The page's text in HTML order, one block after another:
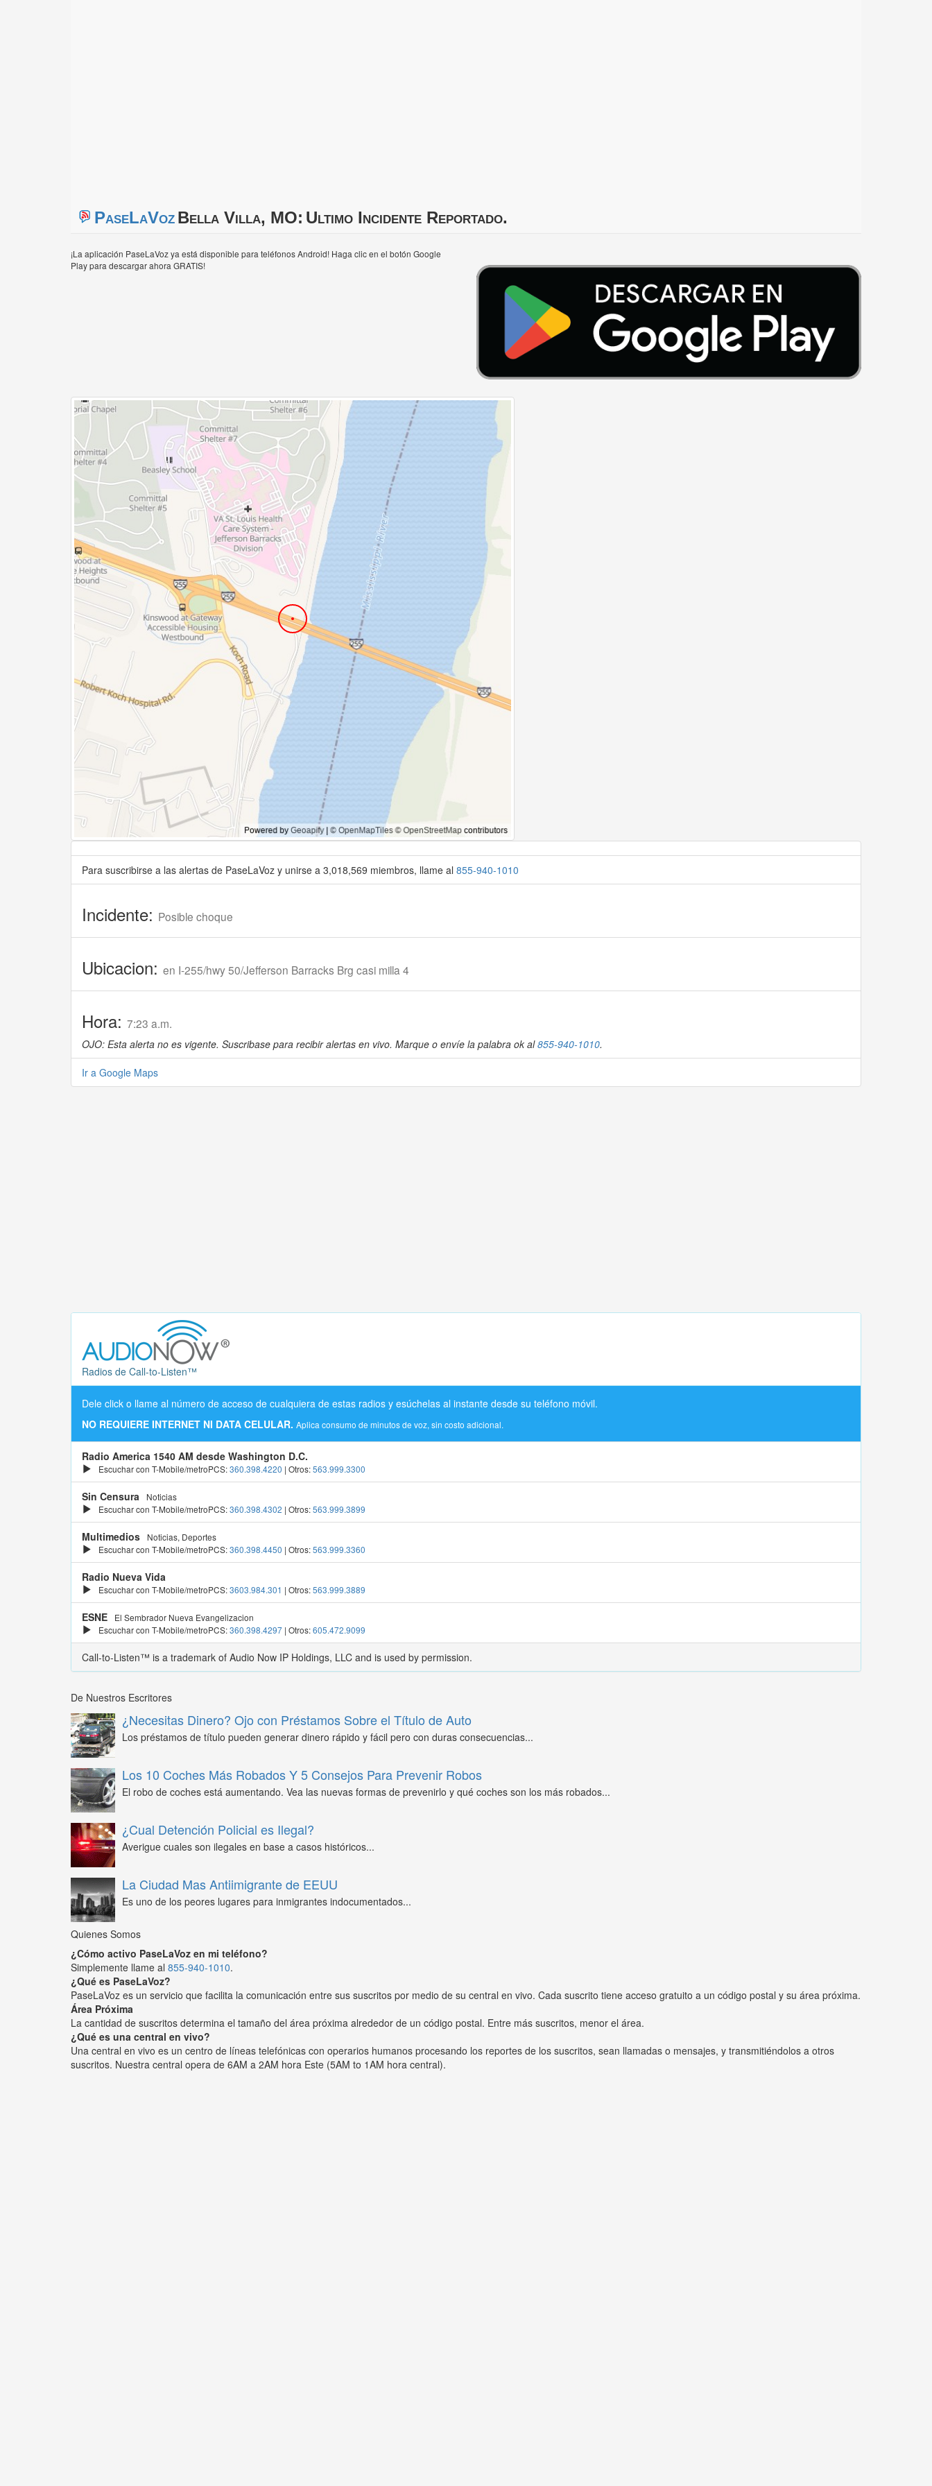
PaseLaVozBella Villa, MO: Ultimo Incidente Reportado.
¡La aplicación PaseLaVoz ya está disponible para teléfonos Android! Haga clic en el botón Google
Play para descargar ahora GRATIS!
Para suscribirse a las alertas de PaseLaVoz y unirse a 3,018,569 miembros, llame al 855-940-1010
Incidente: Posible choque
Ubicacion: en I-255/hwy 50/Jefferson Barracks Brg casi milla 4
Hora: 7:23 a.m.
OJO: Esta alerta no es vigente. Suscribase para recibir alertas en vivo. Marque o envíe la palabra ok al855-940-1010.
Ir a Google Maps
Radios de Call-to-Listen™
Dele click o llame al número de acceso de cualquiera de estas radios y esúchelas al instante desde su teléfono móvil.
NO REQUIERE INTERNET NI DATA CELULAR. Aplica consumo de minutos de voz, sin costo adicional.
Radio America 1540 AM desde Washington D.C.
Escuchar con T-Mobile/metroPCS:360.398.4220 | Otros:563.999.3300
Sin Censura
Noticias
Escuchar con T-Mobile/metroPCS:360.398.4302 | Otros:563.999.3899
Multimedios
Noticias, Deportes
Escuchar con T-Mobile/metroPCS:360.398.4450 | Otros:563.999.3360
Radio Nueva Vida
Escuchar con T-Mobile/metroPCS:3603.984.301 | Otros:563.999.3889
ESNE
El Sembrador Nueva Evangelizacion
Escuchar con T-Mobile/metroPCS:360.398.4297 | Otros:605.472.9099
Call-to-Listen™ is a trademark of Audio Now IP Holdings, LLC and is used by permission.
De Nuestros Escritores
¿Necesitas Dinero? Ojo con Préstamos Sobre el Título de Auto
Los préstamos de título pueden generar dinero rápido y fácil pero con duras consecuencias...
Los 10 Coches Más Robados Y 5 Consejos Para Prevenir Robos
El robo de coches está aumentando. Vea las nuevas formas de prevenirlo y qué coches son los más robados...
¿Cual Detención Policial es Ilegal?
Averigue cuales son ilegales en base a casos históricos...
La Ciudad Mas Antiimigrante de EEUU
Es uno de los peores lugares para inmigrantes indocumentados...
Quienes Somos
¿Cómo activo PaseLaVoz en mi teléfono?
Simplemente llame al 855-940-1010.
¿Qué es PaseLaVoz?
PaseLaVoz es un servicio que facilita la comunicación entre sus suscritos por medio de su central en vivo. Cada suscrito tiene acceso gratuito a un código postal y su área próxima.
Área Próxima
La cantidad de suscritos determina el tamaño del área próxima alrededor de un código postal. Entre más suscritos, menor el área.
¿Qué es una central en vivo?
Una central en vivo es un centro de líneas telefónicas con operarios humanos procesando los reportes de los suscritos, sean llamadas o mensajes, y transmitiéndolos a otros
suscritos. Nuestra central opera de 6AM a 2AM hora Este (5AM to 1AM hora central).